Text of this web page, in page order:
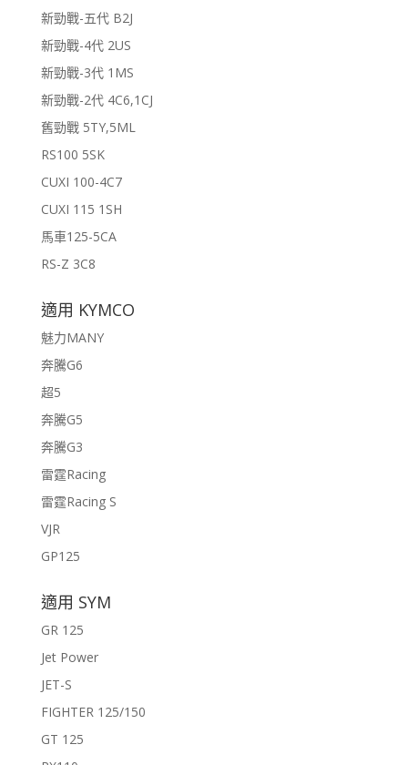
新勁戰-五代 B2J
新勁戰-4代 2US
新勁戰-3代 1MS
新勁戰-2代 4C6,1CJ
舊勁戰 5TY,5ML
RS100 5SK
CUXI 100-4C7
CUXI 115 1SH
馬車125-5CA
RS-Z 3C8
適用 KYMCO
魅力MANY
奔騰G6
超5
奔騰G5
奔騰G3
雷霆Racing
雷霆Racing S
VJR
GP125
適用 SYM
GR 125
Jet Power
JET-S
FIGHTER 125/150
GT 125